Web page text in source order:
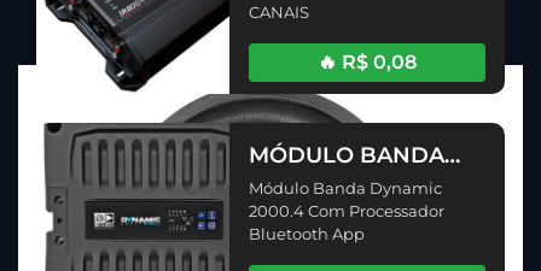
CANAIS
🔥 R$ 0,08
MÓDULO BANDA
DYNAMIC 2000.4
COM PROCESSADOR
BLUETOOTH APP (2ª
Módulo Banda Dynamic
2000.4 Com Processador
Bluetooth App